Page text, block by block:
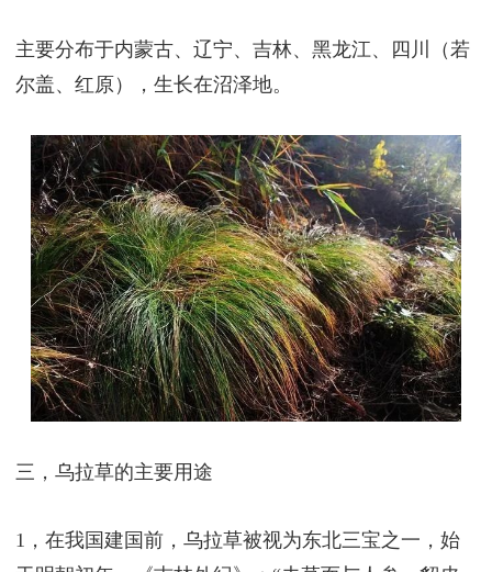
主要分布于内蒙古、辽宁、吉林、黑龙江、四川（若
尔盖、红原），生长在沼泽地。
三，乌拉草的主要用途
1，在我国建国前，乌拉草被视为东北三宝之一，始